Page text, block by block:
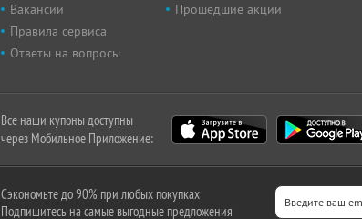
Вакансии
Правила сервиса
Ответы на вопросы
Прошедшие акции
Все наши купоны доступны
через Мобильное Приложение:
Сэкономьте до 90% при любых покупках
Подпишитесь на самые выгодные предложения